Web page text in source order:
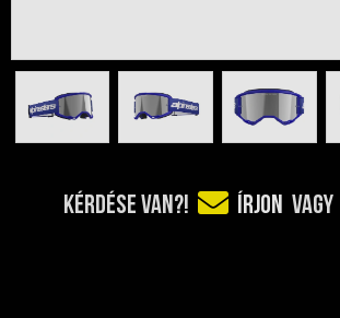
KÉRDÉSE VAN?! ÍRJON VAGY